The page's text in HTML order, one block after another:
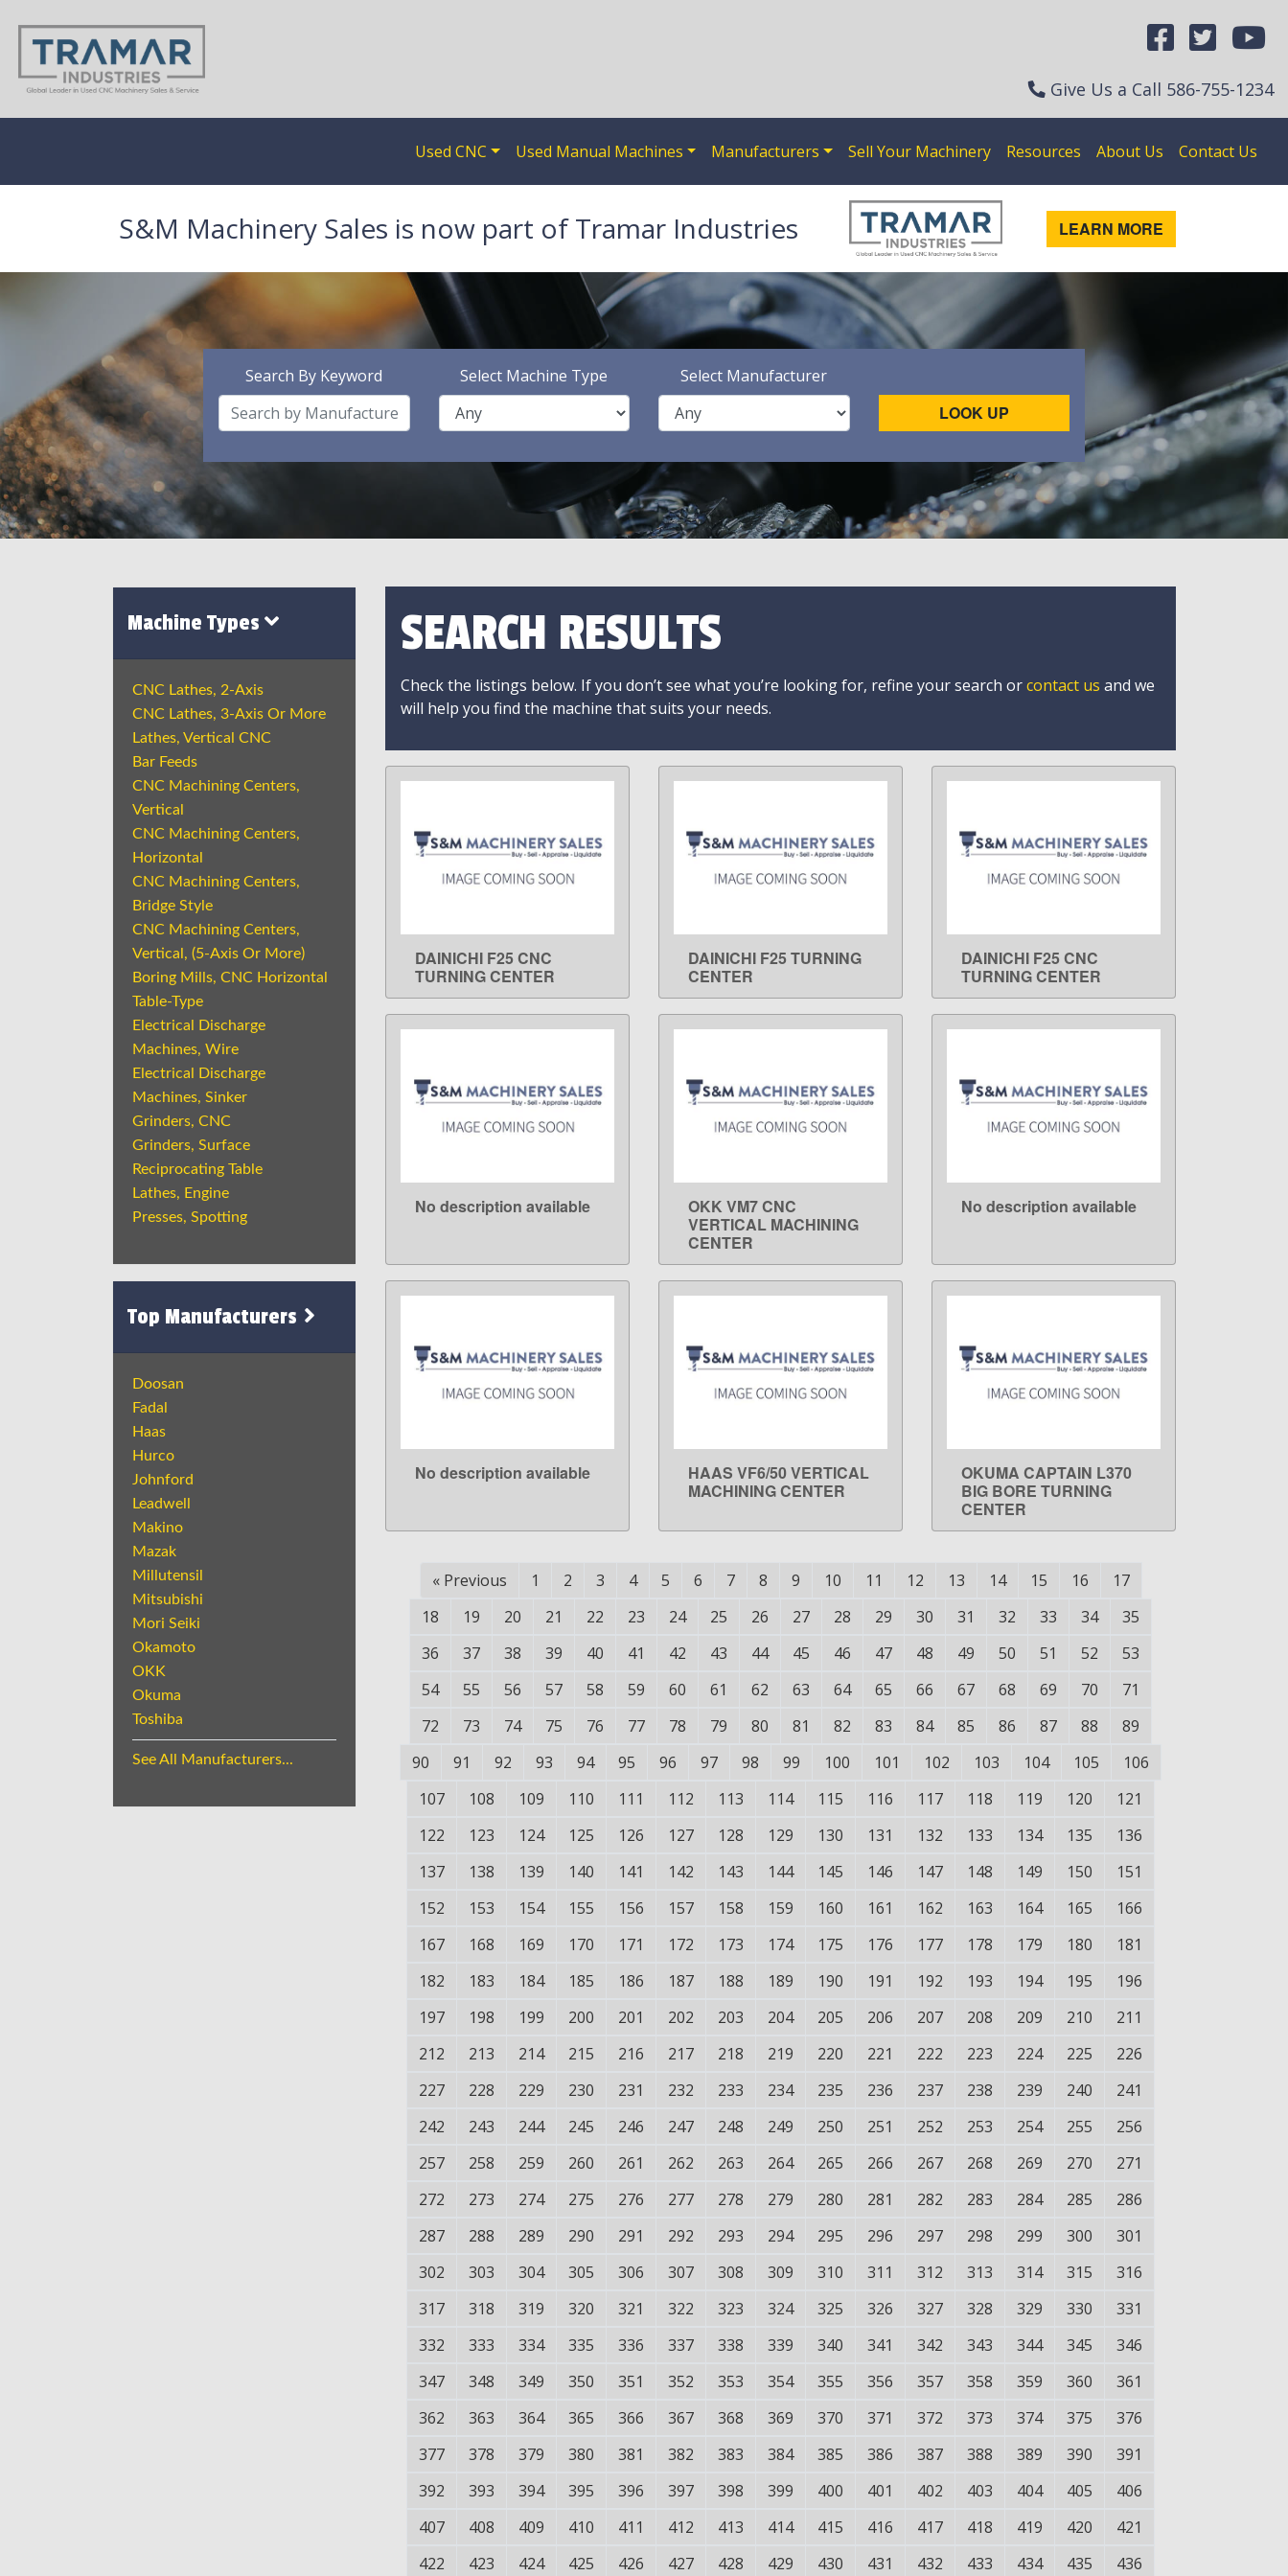
Give Us a Call 586-755-1234
Used CNC Used Manual Machines Manufacturers Sell Your Machinery Resources About Us Contact Us
S&M Machinery Sales is now part of Tramar Industries LEARN MORE
Search By Keyword Select Machine Type Select Manufacturer
LOOK UP
Machine Types
CNC Lathes, 2-Axis
CNC Lathes, 3-Axis Or More
Lathes, Vertical CNC
Bar Feeds
CNC Machining Centers,
Vertical
CNC Machining Centers,
Horizontal
CNC Machining Centers,
Bridge Style
CNC Machining Centers,
Vertical, (5-Axis Or More)
Boring Mills, CNC Horizontal
Table-Type
Electrical Discharge
Machines, Wire
Electrical Discharge
Machines, Sinker
Grinders, CNC
Grinders, Surface
Reciprocating Table
Lathes, Engine
Presses, Spotting
Top Manufacturers
Doosan
Fadal
Haas
Hurco
Johnford
Leadwell
Makino
Mazak
Millutensil
Mitsubishi
Mori Seiki
Okamoto
OKK
Okuma
Toshiba
See All Manufacturers...
SEARCH RESULTS
Check the listings below. If you don’t see what you’re looking for, refine your search orcontact us and we
will help you find the machine that suits your needs.
LEARN MORE
DAINICHI F25 CNC
TURNING CENTER
LEARN MORE
DAINICHI F25 TURNING
CENTER
LEARN MORE
DAINICHI F25 CNC
TURNING CENTER
LEARN MORE
No description available LEARN MORE
OKK VM7 CNC
VERTICAL MACHINING
CENTER
LEARN MORE
No description available
LEARN MORE
No description available LEARN MORE
HAAS VF6/50 VERTICAL
MACHINING CENTER
LEARN MORE
OKUMA CAPTAIN L370
BIG BORE TURNING
CENTER
« Previous 1 2 3 4 5 6 7 8 9 10 11 12 13 14 15 16
17
18
19 20 21 22 23 24 25 26 27 28 29 30 31 32 33 34
35
36
37 38 39 40 41 42 43 44 45 46 47 48 49 50 51 52
53
54
55 56 57 58 59 60 61 62 63 64 65 66 67 68 69 70
71
72
73 74 75 76 77 78 79 80 81 82 83 84 85 86 87 88
89
90
91 92 93 94 95 96 97 98 99 100 101 102 103 104 105
106
107
108 109 110 111 112 113 114 115 116 117 118 119 120
121
122
123 124 125 126 127 128 129 130 131 132 133 134 135
136
137
138 139 140 141 142 143 144 145 146 147 148 149 150
151
152
153 154 155 156 157 158 159 160 161 162 163 164 165
166
167
168 169 170 171 172 173 174 175 176 177 178 179 180
181
182
183 184 185 186 187 188 189 190 191 192 193 194 195
196
197
198 199 200 201 202 203 204 205 206 207 208 209 210
211
212
213 214 215 216 217 218 219 220 221 222 223 224 225
226
227
228 229 230 231 232 233 234 235 236 237 238 239 240
241
242
243 244 245 246 247 248 249 250 251 252 253 254 255
256
257
258 259 260 261 262 263 264 265 266 267 268 269 270
271
272
273 274 275 276 277 278 279 280 281 282 283 284 285
286
287
288 289 290 291 292 293 294 295 296 297 298 299 300
301
302
303 304 305 306 307 308 309 310 311 312 313 314 315
316
317
318 319 320 321 322 323 324 325 326 327 328 329 330
331
332
333 334 335 336 337 338 339 340 341 342 343 344 345
346
347
348 349 350 351 352 353 354 355 356 357 358 359 360
361
362
363 364 365 366 367 368 369 370 371 372 373 374 375
376
377
378 379 380 381 382 383 384 385 386 387 388 389 390
391
392
393 394 395 396 397 398 399 400 401 402 403 404 405
406
407
408 409 410 411 412 413 414 415 416 417 418 419 420
421
422
423 424 425 426 427 428 429 430 431 432 433 434 435
436